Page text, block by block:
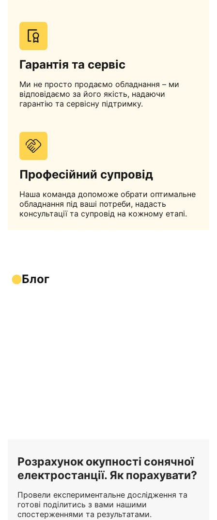
Гарантія та сервіс
Ми не просто продаємо обладнання – ми
відповідаємо за його якість, надаючи
гарантію та сервісну підтримку.
Професійний супровід
Наша команда допоможе обрати оптимальне
обладнання під ваші потреби, надасть
консультації та супровід на кожному етапі.
Блог
Розрахунок окупності сонячної
електростанції. Як порахувати?
Провели експериментальне дослідження та
готові поділитись з вами нашими
спостерженнями та результатами.